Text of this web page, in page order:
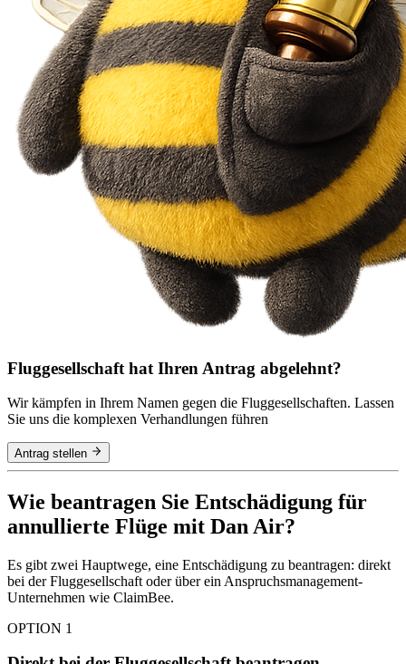
Fluggesellschaft hat Ihren Antrag abgelehnt?
Wir kämpfen in Ihrem Namen gegen die Fluggesellschaften. Lassen
Sie uns die komplexen Verhandlungen führen
Antrag stellen
Wie beantragen Sie Entschädigung für
annullierte Flüge mit Dan Air?
Es gibt zwei Hauptwege, eine Entschädigung zu beantragen: direkt
bei der Fluggesellschaft oder über ein Anspruchsmanagement-
Unternehmen wie ClaimBee.
OPTION 1